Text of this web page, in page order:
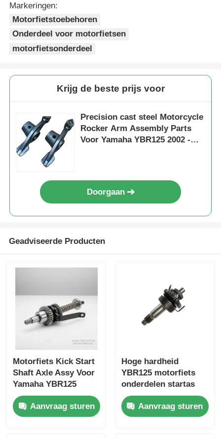
Het systeem van de motorfietsrem
Overige motoraccessoires
Motorfietscarburator
motorfietsschokbreker
Motorfietskettingen en tandwielen
Motorfietscilinder
Markeringen:
Motorfietstoebehoren
Onderdeel voor motorfietsen
motorfietsonderdeel
Krijg de beste prijs voor
Precision cast steel Motorcycle
Rocker Arm Assembly Parts
Voor Yamaha YBR125 2002 -
Doorgaan
Geadviseerde Producten
Motorfiets Kick Start
Shaft Axle Assy Voor
Yamaha YBR125
XTZ125 Motor Kick
Starter Shaft
Assembly
Aanvraag sturen
Hoge hardheid
YBR125 motorfiets
onderdelen startas
montage
Aanvraag sturen